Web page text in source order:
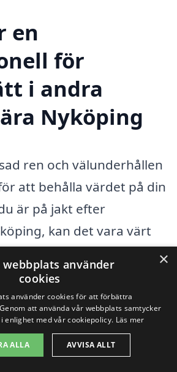
en
för
i andra
Nyköping
ren och välunderhållen
att behålla värdet på din
är på jakt efter
kan det vara värt
närliggande städer för
möjliga tjänsten.
handlar om villor,
kommersiella
det experter i området
dig med professionell
×
webbplats använder
cookies
använder cookies för att förbättra
att använda vår webbplats samtycker
enlighet med vår cookiepolicy. Läs mer
ALLA AVVISA ALLT